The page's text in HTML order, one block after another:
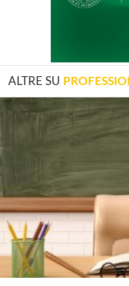
ALTRE SU